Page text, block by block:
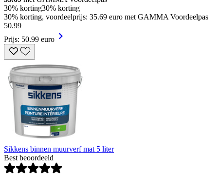
30% korting30% korting
30% korting, voordeelprijs: 35.69 euro met GAMMA Voordeelpas
50.99
Prijs: 50.99 euro
Sikkens binnen muurverf mat 5 liter
Best beoordeeld